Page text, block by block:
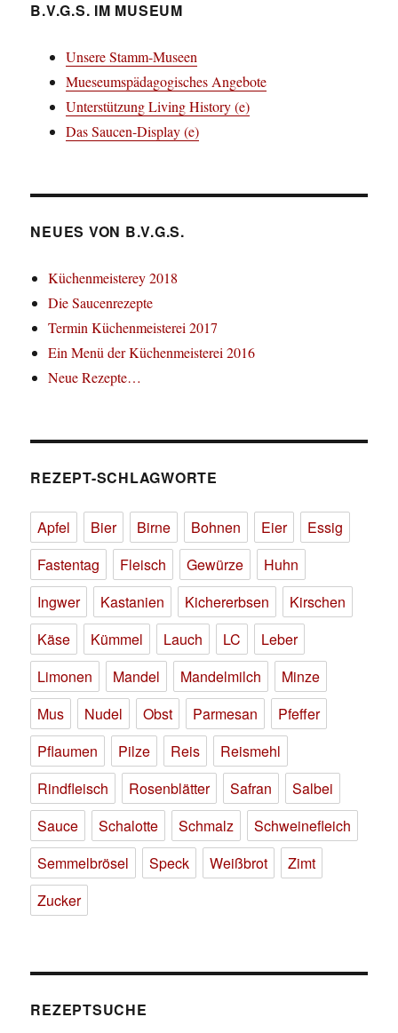
B.V.G.S. IM MUSEUM
Unsere Stamm-Museen
Mueseumspädagogisches Angebote
Unterstützung Living History (e)
Das Saucen-Display (e)
NEUES VON B.V.G.S.
Küchenmeisterey 2018
Die Saucenrezepte
Termin Küchenmeisterei 2017
Ein Menü der Küchenmeisterei 2016
Neue Rezepte…
REZEPT-SCHLAGWORTE
Apfel Bier Birne Bohnen Eier
Essig
Fastentag
Fleisch Gewürze
Huhn
Ingwer
Kastanien Kichererbsen
Kirschen
Käse
Kümmel Lauch LC
Leber
Limonen
Mandel Mandelmilch
Minze
Mus
Nudel Obst Parmesan
Pfeffer
Pflaumen
Pilze Reis
Reismehl
Rindfleisch
Rosenblätter Safran
Salbei
Sauce
Schalotte Schmalz
Schweinefleich
Semmelbrösel
Speck Weißbrot
Zimt
Zucker
REZEPTSUCHE